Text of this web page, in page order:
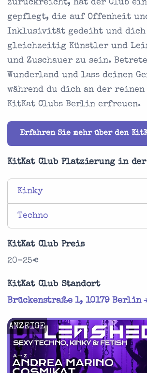
zurückreicht, hat der Club
gepflegt, die auf Offenheit
Inklusivität gedeiht und
gleichzeitig Künstler und
und Zuschauer zu sein.
Wunderland und lass deinen
während du dich an der reinen
KitKat Clubs Berlin erfreuen.
Erfahren Sie mehr über den
KitKat Club Platzierung in
Kinky
Techno
KitKat Club Preis
20-25€
KitKat Club Standort
Brückenstraße 1, 10179 Berlin
ANZEIGE